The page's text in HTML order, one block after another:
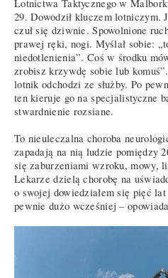
Lotnictwa Taktycznego w
29. Dowodził kluczem lotniczym.
czuł się dziwnie. Spowolnione
prawej ręki, nogi. Myślał sobie:
niedotlenienia”. Coś w środku
zrobisz krzywdę sobie lub
lotnik odchodzi ze służby. Po
ten kieruje go na specjalistyczne
stwardnienie rozsiane.
To nieuleczalna choroba
zapadają na nią ludzie pomiędzy
się zaburzeniami wzroku, mowy,
Lekarze dzielą chorobę na
o swojej dowiedziałem się pięć
pewnie dużo wcześniej –